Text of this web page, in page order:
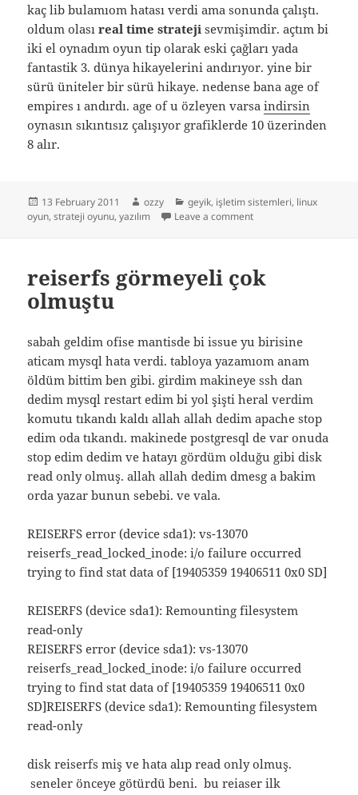
kaç lib bulamıom hatası verdi ama sonunda çalıştı.
oldum olasıreal time strateji sevmişimdir. açtım bi
iki el oynadım oyun tip olarak eski çağları yada
fantastik 3. dünya hikayelerini andırıyor. yine bir
sürü üniteler bir sürü hikaye. nedense bana age of
empires ı andırdı. age of u özleyen varsaindirsin
oynasın sıkıntısız çalışıyor grafiklerde 10 üzerinden
8 alır.
Posted
on
13 February 2011 Author
ozzy Categories
geyik, işletim sistemleri, linux
oyun,strateji oyunu,yazılım Leave a commenton age of empire
reiserfs görmeyeli çok
olmuştu
sabah geldim ofise mantisde bi issue yu birisine
aticam mysql hata verdi. tabloya yazamıom anam
öldüm bittim ben gibi. girdim makineye ssh dan
dedim mysql restart edim bi yol şişti heral verdim
komutu tıkandı kaldı allah allah dedim apache stop
edim oda tıkandı. makinede postgresql de var onuda
stop edim dedim ve hatayı gördüm olduğu gibi disk
read only olmuş. allah allah dedim dmesg a bakim
orda yazar bunun sebebi. ve vala.
REISERFS error (device sda1): vs-13070
reiserfs_read_locked_inode: i/o failure occurred
trying to find stat data of [19405359 19406511 0x0 SD]
REISERFS (device sda1): Remounting filesystem
read-only
REISERFS error (device sda1): vs-13070
reiserfs_read_locked_inode: i/o failure occurred
trying to find stat data of [19405359 19406511 0x0
SD]REISERFS (device sda1): Remounting filesystem
read-only
disk reiserfs miş ve hata alıp read only olmuş.
seneler önceye götürdü beni. bu reiaser ilk